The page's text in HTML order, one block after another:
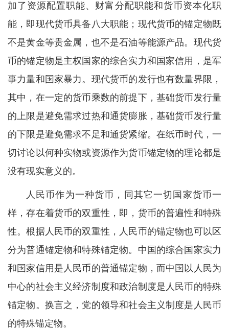
加了资源配置职能、财富分配职能和货币资本化职
能，即现代货币具备八大职能；现代货币的锚定物既
不是黄金等贵金属，也不是石油等能源产品。现代货
币的锚定物是主权国家的综合实力和国家信用，是军
事力量和国家暴力。现代货币的发行也有数量界限，
其中，在一定的货币乘数的前提下，基础货币发行量
的上限是避免需求过热和通货膨胀，基础货币发行量
的下限是避免需求不足和通货紧缩。在纸币时代，一
切讨论以何种实物或资源作为货币锚定物的理论都是
没有现实意义的。
人民币作为一种货币，同其它一切国家货币一
样，存在着货币的双重性，即，货币的普遍性和特殊
性。根据人民币的双重性，人民币的锚定物也可以区
分为普通锚定物和特殊锚定物。中国的综合国家实力
和国家信用是人民币的普通锚定物，而中国以人民为
中心的社会主义经济制度和政治制度是人民币的特殊
锚定物。换言之，党的领导和社会主义制度是人民币
的特殊锚定物。